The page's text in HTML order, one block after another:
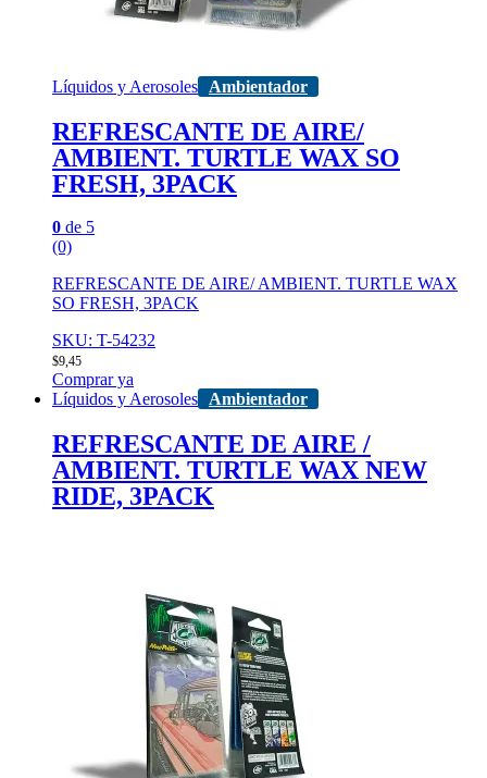
Líquidos y Aerosoles Ambientador
REFRESCANTE DE AIRE/
AMBIENT. TURTLE WAX SO
FRESH, 3PACK
0 de 5
(0)
REFRESCANTE DE AIRE/ AMBIENT. TURTLE WAX
SO FRESH, 3PACK
SKU: T-54232
$9,45
Comprar ya
Líquidos y Aerosoles Ambientador
REFRESCANTE DE AIRE /
AMBIENT. TURTLE WAX NEW
RIDE, 3PACK